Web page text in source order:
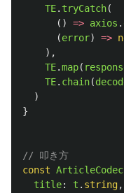
TE. tryCatch(
()
=> axios .
(error) =>
),
TE.map(
TE. chain(
)
}
// 叩き方
const ArticleCodec
title: t . string,